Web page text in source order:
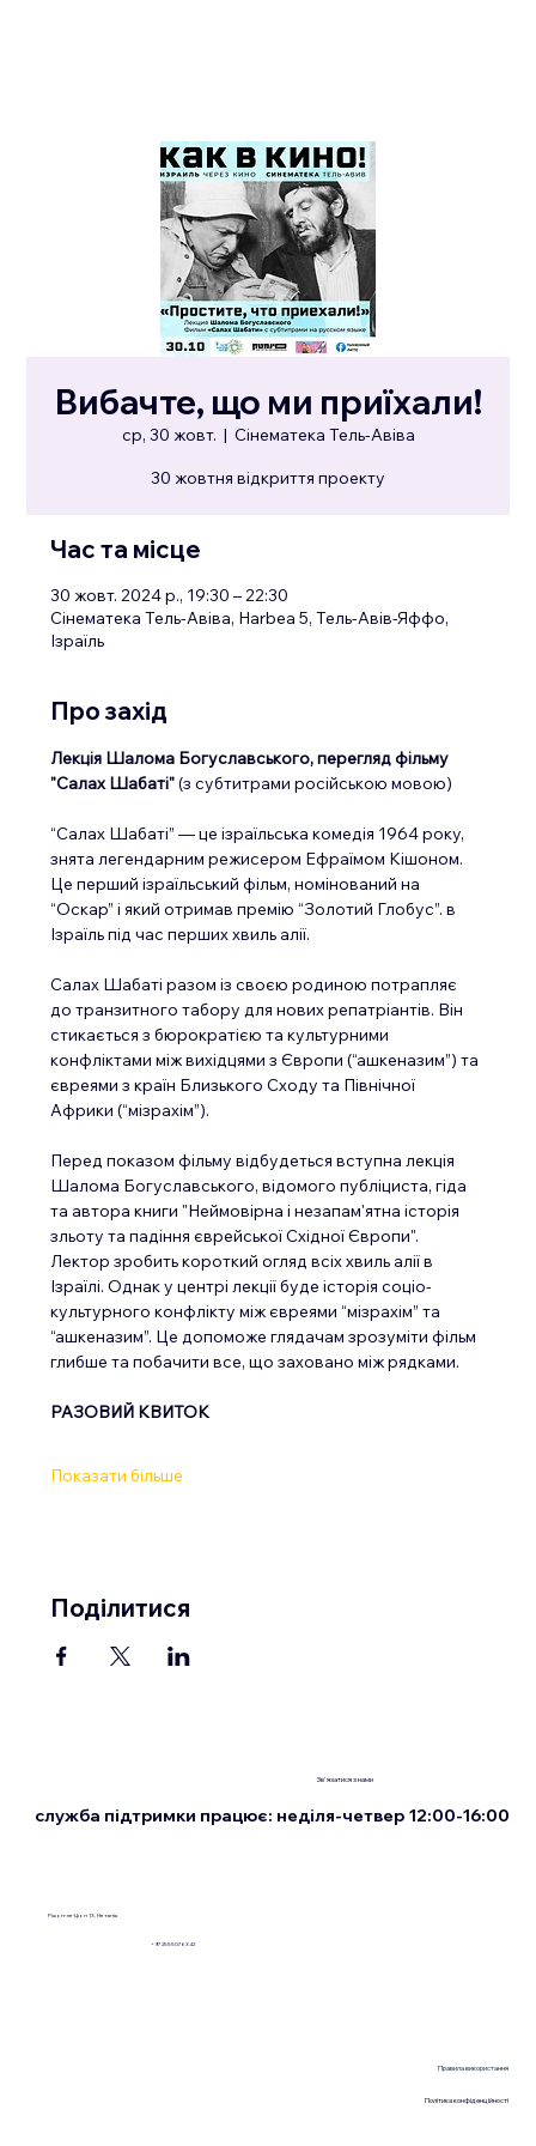
Вибачте, що ми приїхали!
ср, 30 жовт.
  |
Сінематека Тель-Авіва
30 жовтня відкриття проекту
Час та місце
30 жовт. 2024 р., 19:30 – 22:30
Сінематека Тель-Авіва, Harbea 5, Тель-Авів-Яффо,
Ізраїль
Про захід
Лекція Шалома Богуславського, перегляд фільму
"Салах Шабаті" (з субтитрами російською мовою)
“Салах Шабаті” — це ізраїльська комедія 1964 року,
знята легендарним режисером Ефраїмом Кішоном.
Це перший ізраїльський фільм, номінований на
“Оскар” і який отримав премію “Золотий Глобус”. в
Ізраїль під час перших хвиль алії.
Салах Шабаті разом із своєю родиною потрапляє
до транзитного табору для нових репатріантів. Він
стикається з бюрократією та культурними
конфліктами між вихідцями з Європи (“ашкеназим”) та
євреями з країн Близького Сходу та Північної
Африки (“мізрахім”).
Перед показом фільму відбудеться вступна лекція
Шалома Богуславського, відомого публіциста, гіда
та автора книги "Неймовірна і незапам'ятна історія
зльоту та падіння єврейської Східної Європи".
Лектор зробить короткий огляд всіх хвиль алії в
Ізраїлі. Однак у центрі лекції буде історія соціо-
культурного конфлікту між євреями “мізрахім” та
“ашкеназим”. Це допоможе глядачам зрозуміти фільм
глибше та побачити все, що заховано між рядками.
РАЗОВИЙ КВИТОК
Показати більше
Поділитися
Правила використання
Політика конфіденційності
Рішон-ле-Ціон 13, Нетанія
+972555076342
Зв'язатися з нами
служба підтримки працює: неділя-четвер 12:00-16:00